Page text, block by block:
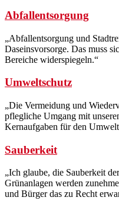
Abfallentsorgung
„Abfallentsorgung und
Daseinsvorsorge. Das muss
Bereiche widerspiegeln.“
Umweltschutz
„Die Vermeidung und
pflegliche Umgang mit
Kernaufgaben für den
Sauberkeit
„Ich glaube, die Sauberkeit
Grünanlagen werden
und Bürger das zu Recht